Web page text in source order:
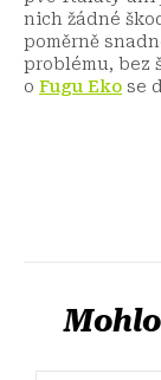
nich žádné
poměrně
problému, bez
o Fugu Eko se